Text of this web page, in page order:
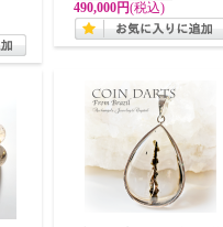
490,000円(税込)